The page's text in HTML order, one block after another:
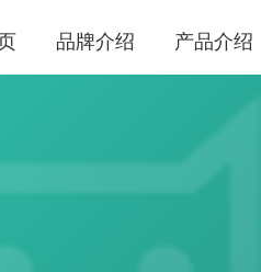
品牌介绍 产品介绍